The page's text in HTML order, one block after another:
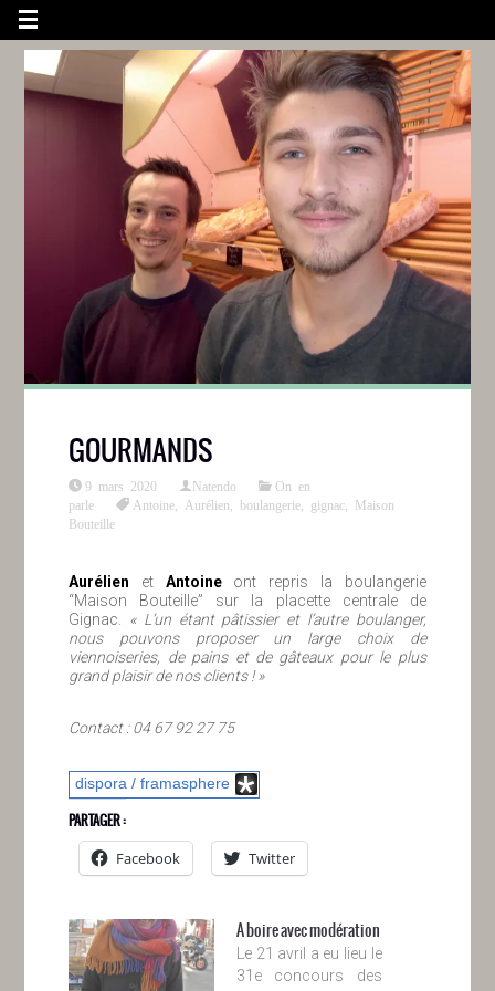
GOURMANDS
9 mars 2020 Natendo
On en
parle
Antoine Aurélien boulangerie gignac
Maison
Bouteille
Aurélien et Antoineont repris la boulangerie
“Maison Bouteille” sur la placette centrale de
Gignac.
« L’un étant pâtissier et l’autre boulanger,
nous pouvons proposer un large choix de
viennoiseries, de pains et de gâteaux pour le plus
grand plaisir de nos clients ! »
Contact : 04 67 92 27 75
dispora / framasphere
PARTAGER :
Facebook
Twitter
A boire avec modération
Le 21 avril a eu lieu le
31e concours des